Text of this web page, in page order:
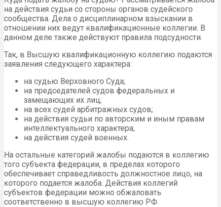
на действия судьи со стороны органов судейского
сообщества. Дела о дисциплинарном взыскании в
отношении них ведут квалификационные коллегии. В
данном деле также действуют правила подсудности.
Так, в Высшую квалификационную коллегию подаются
заявления следующего характера:
на судью Верховного Суда;
на председателей судов федеральных и
замещающих их лиц;
на всех судей арбитражных судов;
на действия судьи по авторским и иным правам
интеллектуального характера;
на действия судей военных.
На остальные категорий жалобы подаются в коллегию
того субъекта федерации, в пределах которого
обеспечивает справедливость должностное лицо, на
которого подается жалоба. Действия коллегий
субъектов федерации можно обжаловать
соответственно в высшую коллегию РФ.